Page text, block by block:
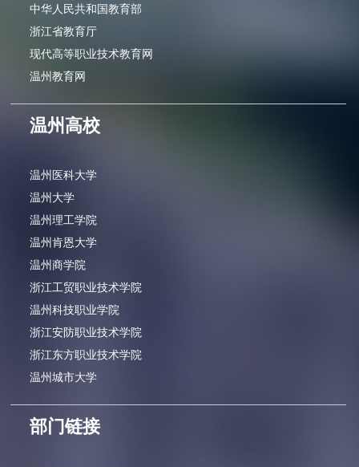
中华人民共和国教育部
浙江省教育厅
现代高等职业技术教育网
温州教育网
温州高校
温州医科大学
温州大学
温州理工学院
温州肯恩大学
温州商学院
浙江工贸职业技术学院
温州科技职业学院
浙江安防职业技术学院
浙江东方职业技术学院
温州城市大学
部门链接